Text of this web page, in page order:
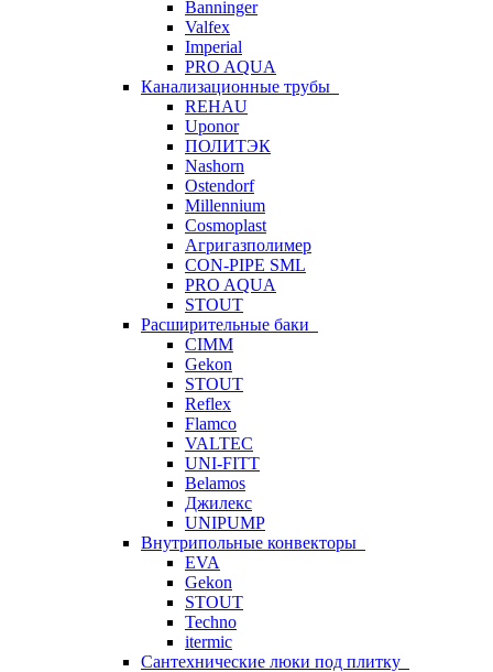
Banninger
Valfex
Imperial
PRO AQUA
Канализационные трубы
REHAU
Uponor
ПОЛИТЭК
Nashorn
Ostendorf
Millennium
Cosmoplast
Агригазполимер
CON-PIPE SML
PRO AQUA
STOUT
Расширительные баки
CIMM
Gekon
STOUT
Reflex
Flamco
VALTEC
UNI-FITT
Belamos
Джилекс
UNIPUMP
Внутрипольные конвекторы
EVA
Gekon
STOUT
Techno
itermic
Сантехнические люки под плитку